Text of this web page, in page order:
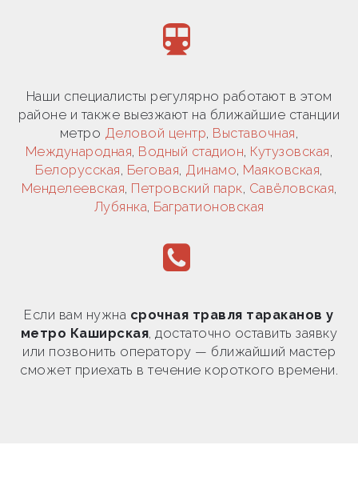
Наши специалисты регулярно работают в этом
районе и также выезжают на ближайшие станции
метро Деловой центр, Выставочная,
Международная, Водный стадион, Кутузовская,
Белорусская, Беговая, Динамо, Маяковская,
Менделеевская, Петровский парк, Савёловская,
Лубянка, Багратионовская
Если вам нужна срочная травля тараканов у
метро Каширская, достаточно оставить заявку
или позвонить оператору — ближайший мастер
сможет приехать в течение короткого времени.